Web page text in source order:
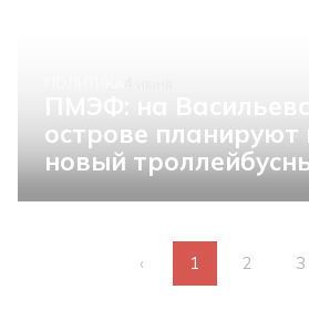
острове планируют
новый
‹ 1 2 3